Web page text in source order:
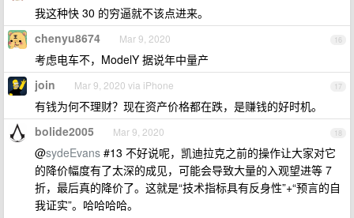
我这种快 30 的穷逼就不该点进来。
16
chenyu8674 Mar 9, 2020
考虑电车不，ModelY 据说年中量产
17
join Mar 9, 2020 via iPhone
有钱为何不理财？现在资产价格都在跌，是赚钱的好时机。
18
bolide2005 Mar 9, 2020
@sydeEvans #13 不好说呢，凯迪拉克之前的操作让大家对它
的降价幅度有了太深的成见，可能会导致大量的入观望进等 7
折，最后真的降价了。这就是“技术指标具有反身性”+“预言的自
我证实”。哈哈哈哈。